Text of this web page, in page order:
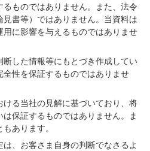
ものではありません。また、法令
書等）ではありません。当資料は
用に影響を与えるものではありませ
断した情報等にもとづき作成してい
全性を保証するものではありませ
ける当社の見解に基づいており、将
保証するものではありません。ま
あります。
、お客さま自身の判断でなさるよ